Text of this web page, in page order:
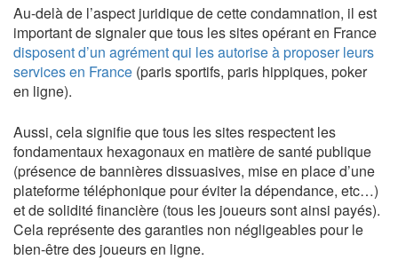
Au-delà de l’aspect juridique de cette condamnation, il est
important de signaler que tous les sites opérant en France
disposent d’un agrément qui les autorise à proposer leurs
services en France (paris sportifs, paris hippiques, poker
en ligne).
Aussi, cela signifie que tous les sites respectent les
fondamentaux hexagonaux en matière de santé publique
(présence de bannières dissuasives, mise en place d’une
plateforme téléphonique pour éviter la dépendance, etc…)
et de solidité financière (tous les joueurs sont ainsi payés).
Cela représente des garanties non négligeables pour le
bien-être des joueurs en ligne.